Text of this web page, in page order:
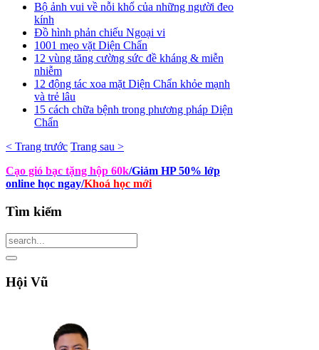
Bộ ảnh vui về nỗi khổ của những người đeo
kính
Đồ hình phản chiếu Ngoại vi
1001 mẹo vặt Diện Chẩn
12 vùng tăng cường sức đề kháng & miễn
nhiễm
12 động tác xoa mặt Diện Chẩn khỏe mạnh
và trẻ lâu
15 cách chữa bệnh trong phương pháp Diện
Chẩn
< Trang trước Trang sau >
Cạo gió bạc tặng hộp 60k/Giảm HP 50% lớp
online học ngay/Khoá học mới
Tìm kiếm
Hội Vũ